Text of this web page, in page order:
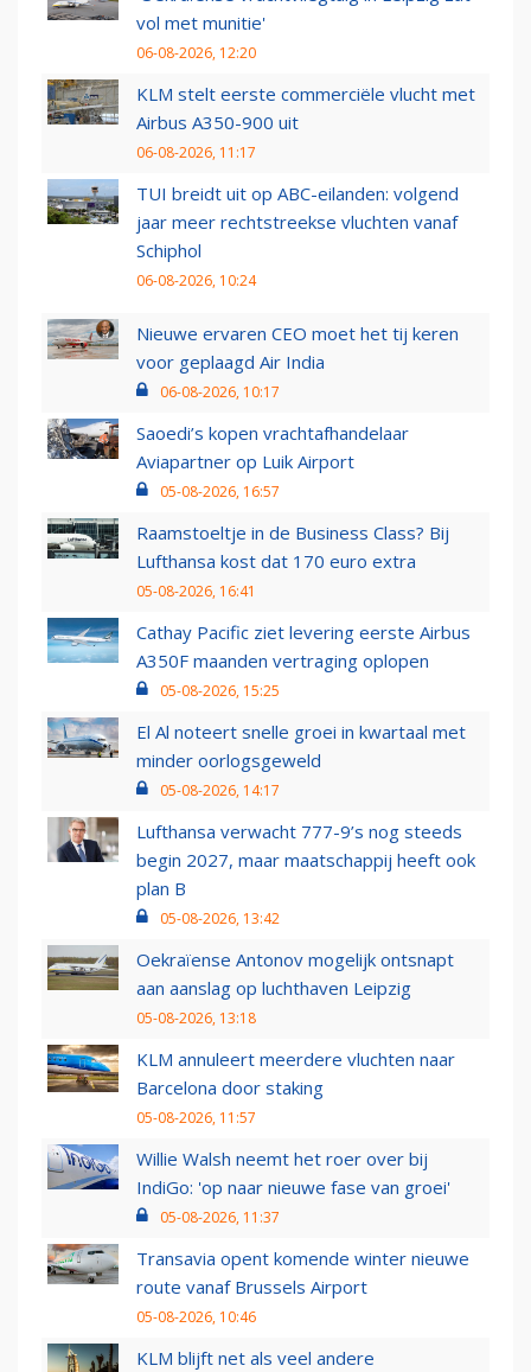
vol met munitie'
06-08-2026, 12:20
KLM stelt eerste commerciële vlucht met
Airbus A350-900 uit
06-08-2026, 11:17
TUI breidt uit op ABC-eilanden: volgend
jaar meer rechtstreekse vluchten vanaf
Schiphol
06-08-2026, 10:24
Nieuwe ervaren CEO moet het tij keren
voor geplaagd Air India
06-08-2026, 10:17
Saoedi’s kopen vrachtafhandelaar
Aviapartner op Luik Airport
05-08-2026, 16:57
Raamstoeltje in de Business Class? Bij
Lufthansa kost dat 170 euro extra
05-08-2026, 16:41
Cathay Pacific ziet levering eerste Airbus
A350F maanden vertraging oplopen
05-08-2026, 15:25
El Al noteert snelle groei in kwartaal met
minder oorlogsgeweld
05-08-2026, 14:17
Lufthansa verwacht 777-9’s nog steeds
begin 2027, maar maatschappij heeft ook
plan B
05-08-2026, 13:42
Oekraïense Antonov mogelijk ontsnapt
aan aanslag op luchthaven Leipzig
05-08-2026, 13:18
KLM annuleert meerdere vluchten naar
Barcelona door staking
05-08-2026, 11:57
Willie Walsh neemt het roer over bij
IndiGo: 'op naar nieuwe fase van groei'
05-08-2026, 11:37
Transavia opent komende winter nieuwe
route vanaf Brussels Airport
05-08-2026, 10:46
KLM blijft net als veel andere